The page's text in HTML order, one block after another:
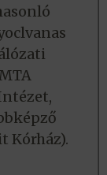
Kórház).